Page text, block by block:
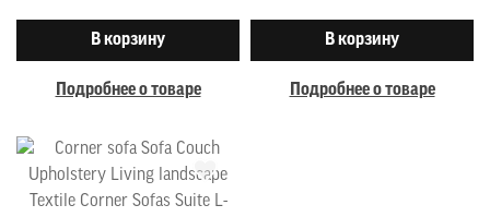
В корзину
Подробнее о товаре
В корзину
Подробнее о товаре